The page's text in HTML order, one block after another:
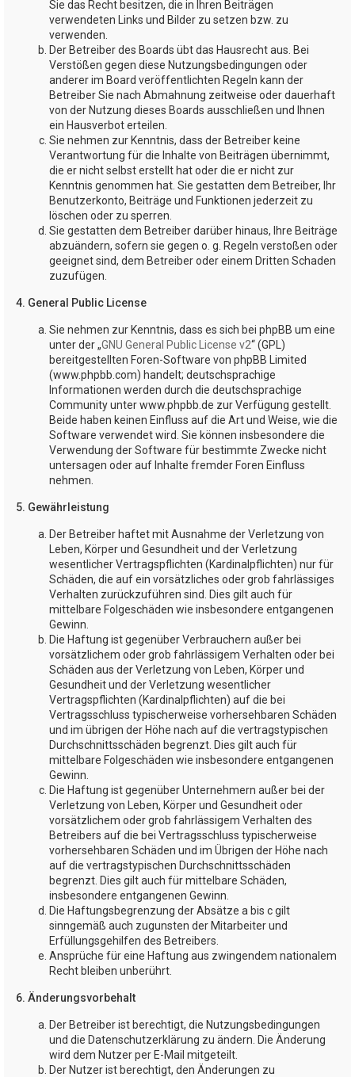
Sie das Recht besitzen, die in Ihren Beiträgen
verwendeten Links und Bilder zu setzen bzw. zu
verwenden.
Der Betreiber des Boards übt das Hausrecht aus. Bei
Verstößen gegen diese Nutzungsbedingungen oder
anderer im Board veröffentlichten Regeln kann der
Betreiber Sie nach Abmahnung zeitweise oder dauerhaft
von der Nutzung dieses Boards ausschließen und Ihnen
ein Hausverbot erteilen.
Sie nehmen zur Kenntnis, dass der Betreiber keine
Verantwortung für die Inhalte von Beiträgen übernimmt,
die er nicht selbst erstellt hat oder die er nicht zur
Kenntnis genommen hat. Sie gestatten dem Betreiber, Ihr
Benutzerkonto, Beiträge und Funktionen jederzeit zu
löschen oder zu sperren.
Sie gestatten dem Betreiber darüber hinaus, Ihre Beiträge
abzuändern, sofern sie gegen o. g. Regeln verstoßen oder
geeignet sind, dem Betreiber oder einem Dritten Schaden
zuzufügen.
4. General Public License
Sie nehmen zur Kenntnis, dass es sich bei phpBB um eine
unter der „GNU General Public License v2“ (GPL)
bereitgestellten Foren-Software von phpBB Limited
(www.phpbb.com) handelt; deutschsprachige
Informationen werden durch die deutschsprachige
Community unter www.phpbb.de zur Verfügung gestellt.
Beide haben keinen Einfluss auf die Art und Weise, wie die
Software verwendet wird. Sie können insbesondere die
Verwendung der Software für bestimmte Zwecke nicht
untersagen oder auf Inhalte fremder Foren Einfluss
nehmen.
5. Gewährleistung
Der Betreiber haftet mit Ausnahme der Verletzung von
Leben, Körper und Gesundheit und der Verletzung
wesentlicher Vertragspflichten (Kardinalpflichten) nur für
Schäden, die auf ein vorsätzliches oder grob fahrlässiges
Verhalten zurückzuführen sind. Dies gilt auch für
mittelbare Folgeschäden wie insbesondere entgangenen
Gewinn.
Die Haftung ist gegenüber Verbrauchern außer bei
vorsätzlichem oder grob fahrlässigem Verhalten oder bei
Schäden aus der Verletzung von Leben, Körper und
Gesundheit und der Verletzung wesentlicher
Vertragspflichten (Kardinalpflichten) auf die bei
Vertragsschluss typischerweise vorhersehbaren Schäden
und im übrigen der Höhe nach auf die vertragstypischen
Durchschnittsschäden begrenzt. Dies gilt auch für
mittelbare Folgeschäden wie insbesondere entgangenen
Gewinn.
Die Haftung ist gegenüber Unternehmern außer bei der
Verletzung von Leben, Körper und Gesundheit oder
vorsätzlichem oder grob fahrlässigem Verhalten des
Betreibers auf die bei Vertragsschluss typischerweise
vorhersehbaren Schäden und im Übrigen der Höhe nach
auf die vertragstypischen Durchschnittsschäden
begrenzt. Dies gilt auch für mittelbare Schäden,
insbesondere entgangenen Gewinn.
Die Haftungsbegrenzung der Absätze a bis c gilt
sinngemäß auch zugunsten der Mitarbeiter und
Erfüllungsgehilfen des Betreibers.
Ansprüche für eine Haftung aus zwingendem nationalem
Recht bleiben unberührt.
6. Änderungsvorbehalt
Der Betreiber ist berechtigt, die Nutzungsbedingungen
und die Datenschutzerklärung zu ändern. Die Änderung
wird dem Nutzer per E-Mail mitgeteilt.
Der Nutzer ist berechtigt, den Änderungen zu